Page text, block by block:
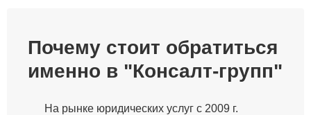
Почему стоит обратиться
именно в "Консалт-групп"
На рынке юридических услуг с 2009 г.